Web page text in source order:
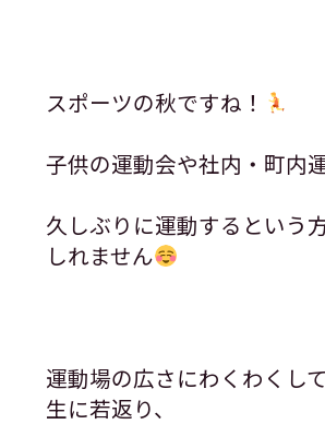
スポーツの秋ですね！
子供の運動会や社内・町内
久しぶりに運動するという
しれません
運動場の広さにわくわくし
生に若返り、